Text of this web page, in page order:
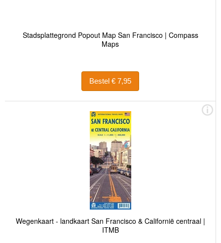
Stadsplattegrond Popout Map San Francisco | Compass
Maps
Bestel € 7,95
Wegenkaart - landkaart San Francisco & Californië centraal |
ITMB